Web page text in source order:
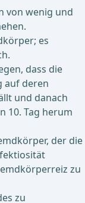
von wenig und
es
dass die
auf deren
und danach
10. Tag herum
der die
zu
zu